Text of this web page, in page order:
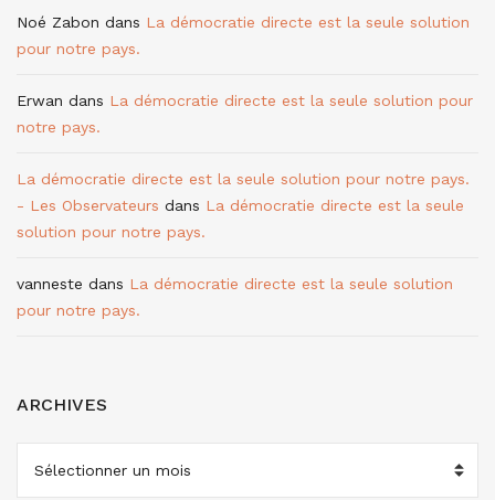
Noé Zabon dans La démocratie directe est la seule solution
pour notre pays.
Erwan dans La démocratie directe est la seule solution pour
notre pays.
La démocratie directe est la seule solution pour notre pays.
- Les Observateurs dans La démocratie directe est la seule
solution pour notre pays.
vanneste dans La démocratie directe est la seule solution
pour notre pays.
ARCHIVES
ARCHIVES